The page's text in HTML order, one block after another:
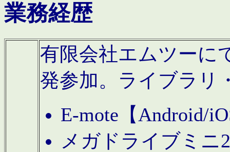
業務経歴
有限会社エムツーに
発参加。ライブラリ
E-mote【Android/
メガドライブミニ